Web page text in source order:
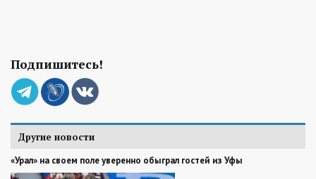
Подпишитесь!
Другие новости
«Урал» на своем поле уверенно обыграл гостей из Уфы